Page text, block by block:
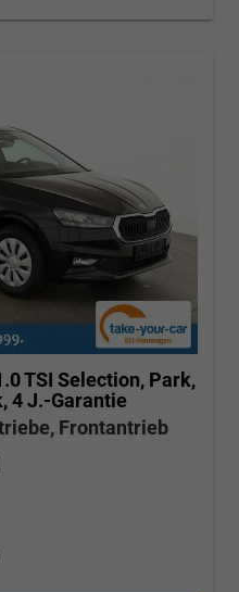
TSI Selection, Park,
4 J.-Garantie
Frontantrieb